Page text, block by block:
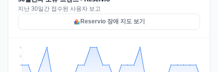
지난 30일간 접수된 사용자 보고
Reservio 장애 지도 보기
1
2
2